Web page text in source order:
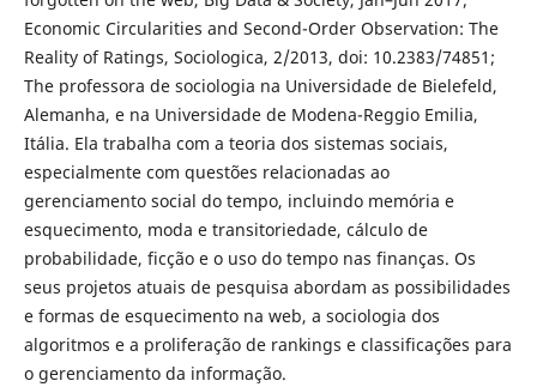
Economic Circularities and Second-Order Observation: The
Reality of Ratings, Sociologica, 2/2013, doi: 10.2383/74851;
The professora de sociologia na Universidade de Bielefeld,
Alemanha, e na Universidade de Modena-Reggio Emilia,
Itália. Ela trabalha com a teoria dos sistemas sociais,
especialmente com questões relacionadas ao
gerenciamento social do tempo, incluindo memória e
esquecimento, moda e transitoriedade, cálculo de
probabilidade, ficção e o uso do tempo nas finanças. Os
seus projetos atuais de pesquisa abordam as possibilidades
e formas de esquecimento na web, a sociologia dos
algoritmos e a proliferação de rankings e classificações para
o gerenciamento da informação.